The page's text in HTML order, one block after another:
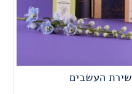
שירת העשבים